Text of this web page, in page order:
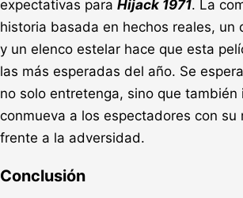
expectativas para Hijack 1971. La
historia basada en hechos reales, un
y un elenco estelar hace que esta
las más esperadas del año. Se
no solo entretenga, sino que también
conmueva a los espectadores con su
frente a la adversidad.
Conclusión